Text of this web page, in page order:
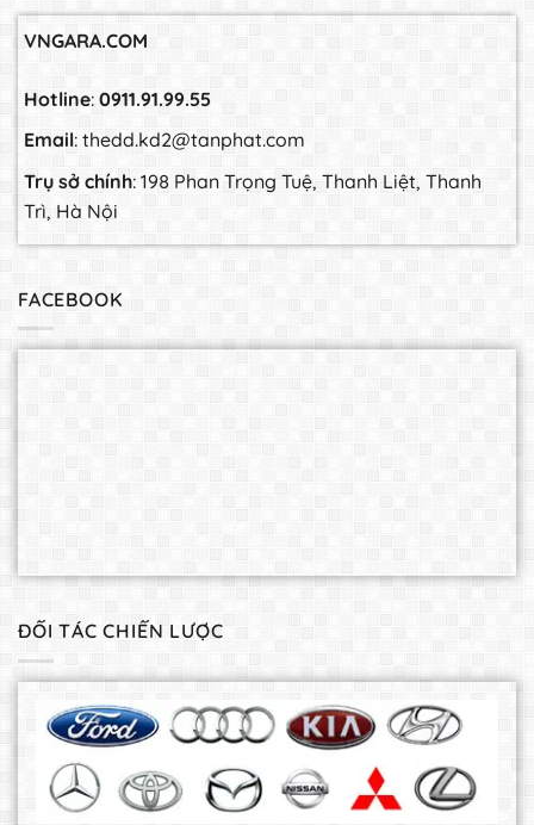
VNGARA.COM
Hotline: 0911.91.99.55
Email: thedd.kd2@tanphat.com
Trụ sở chính: 198 Phan Trọng Tuệ, Thanh Liệt, Thanh
Trì, Hà Nội
FACEBOOK
ĐỐI TÁC CHIẾN LƯỢC